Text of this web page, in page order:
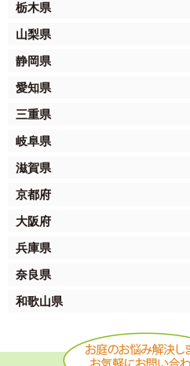
栃木県
山梨県
静岡県
愛知県
三重県
岐阜県
滋賀県
京都府
大阪府
兵庫県
奈良県
和歌山県